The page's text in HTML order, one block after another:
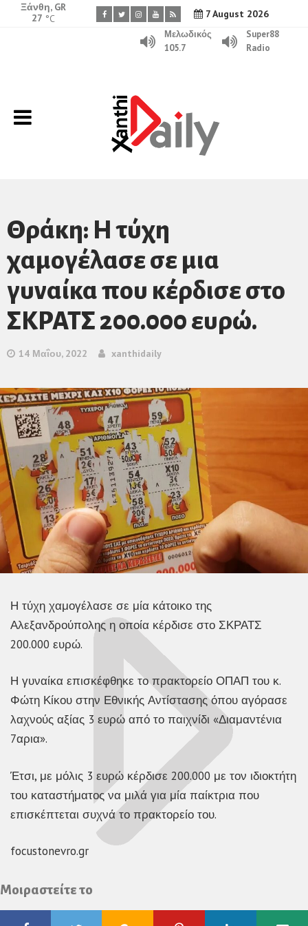
7 August 2026
Ξάνθη, GR
27 °C
Μελωδικός
105.7
Super88
Radio
Θράκη: Η τύχη
χαμογέλασε σε μια
γυναίκα που κέρδισε στο
ΣΚΡΑΤΣ 200.000 ευρώ.
14 Μαΐου, 2022 xanthidaily
Η τύχη χαμογέλασε σε μία κάτοικο της
Αλεξανδρούπολης η οποία κέρδισε στο ΣΚΡΑΤΣ
200.000 ευρώ.
Η γυναίκα επισκέφθηκε το πρακτορείο ΟΠΑΠ του κ.
Φώτη Κίκου στην Εθνικής Αντίστασης όπου αγόρασε
λαχνούς αξίας 3 ευρώ από το παιχνίδι «Διαμαντένια
7αρια».
Έτσι, με μόλις 3 ευρώ κέρδισε 200.000 με τον ιδιοκτήτη
του καταστήματος να μιλά για μία παίκτρια που
επισκέπτεται συχνά το πρακτορείο του.
focustonevro.gr
Μοιραστείτε το